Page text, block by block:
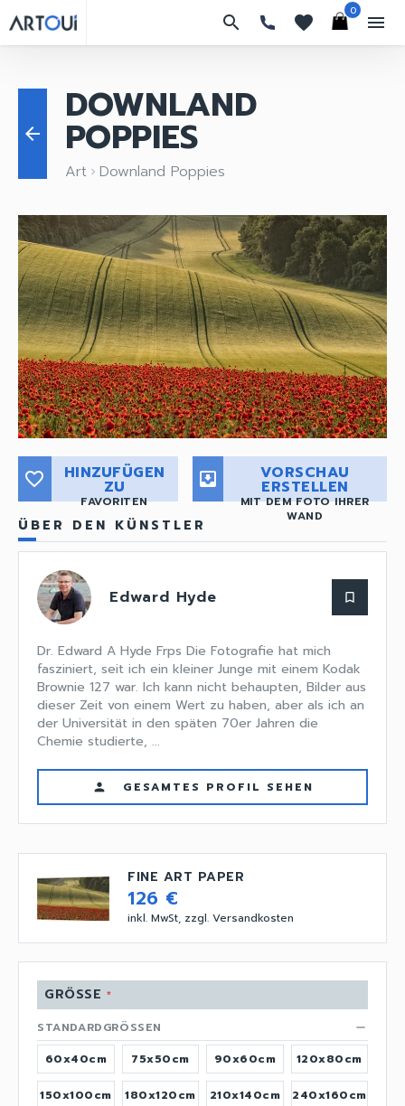
search favorites
0
menu
arrow_back
DOWNLAND
POPPIES
Art keyboard_arrow_right Downland Poppies
favorite_border HINZUFÜGEN
ZU
FAVORITEN
move_to_inbox VORSCHAU
ERSTELLEN
MIT DEM FOTO IHRER
WAND
ÜBER DEN KÜNSTLER
Edward Hyde bookmark_border
Dr. Edward A Hyde Frps Die Fotografie hat mich
fasziniert, seit ich ein kleiner Junge mit einem Kodak
Brownie 127 war. Ich kann nicht behaupten, Bilder aus
dieser Zeit von einem Wert zu haben, aber als ich an
der Universität in den späten 70er Jahren die
Chemie studierte, ...
person GESAMTES PROFIL SEHEN
FINE ART PAPER
126 €
inkl. MwSt, zzgl. Versandkosten
GRÖSSE *
STANDARDGRÖSSEN
remove
60x40cm 75x50cm 90x60cm 120x80cm
150x100cm 180x120cm 210x140cm 240x160cm